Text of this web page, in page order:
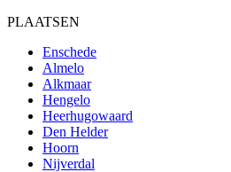
PLAATSEN
Enschede
Almelo
Alkmaar
Hengelo
Heerhugowaard
Den Helder
Hoorn
Nijverdal